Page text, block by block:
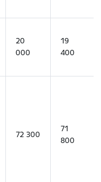
20
000
19
400
72 300
71
800